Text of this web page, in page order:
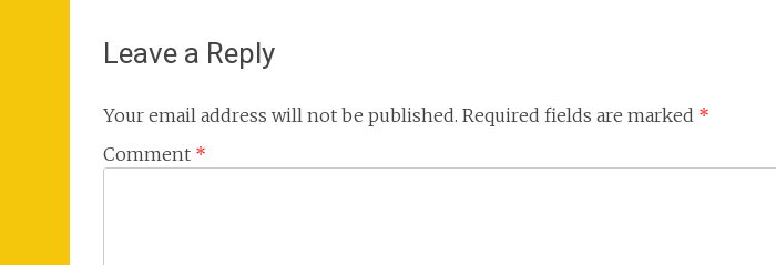
Leave a Reply
Your email address will not be published. Required fields are marked *
Comment *